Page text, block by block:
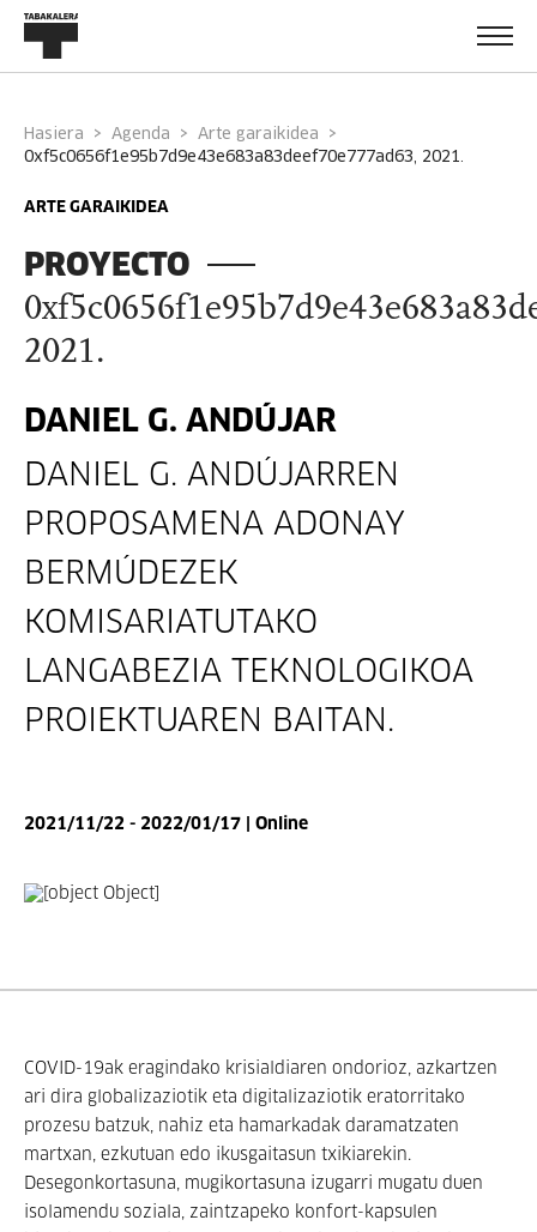
Hasiera Agenda
Arte garaikidea
0xf5c0656f1e95b7d9e43e683a83deef70e777ad63, 2021.
ARTE GARAIKIDEA
PROYECTO
2021.
DANIEL G. ANDÚJAR
DANIEL G. ANDÚJARREN
PROPOSAMENA ADONAY
BERMÚDEZEK
KOMISARIATUTAKO
LANGABEZIA TEKNOLOGIKOA
PROIEKTUAREN BAITAN.
2021/11/22 - 2022/01/17 | Online
COVID-19ak eragindako krisialdiaren ondorioz, azkartzen
ari dira globalizaziotik eta digitalizaziotik eratorritako
prozesu batzuk, nahiz eta hamarkadak daramatzaten
martxan, ezkutuan edo ikusgaitasun txikiarekin.
Desegonkortasuna, mugikortasuna izugarri mugatu duen
isolamendu soziala, zaintzapeko konfort-kapsulen